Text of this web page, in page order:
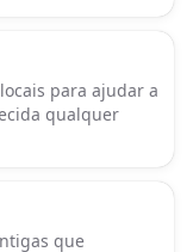
para ajudar a
qualquer
que